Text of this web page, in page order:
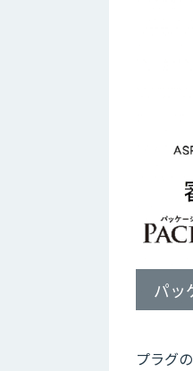
パッ
プラグ